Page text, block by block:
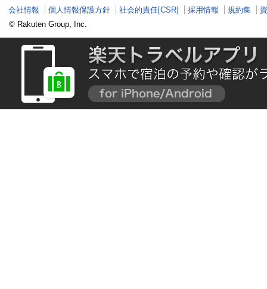
会社情報 個人情報保護方針 社会的責任[CSR] 採用情報 規約集
© Rakuten Group, Inc.